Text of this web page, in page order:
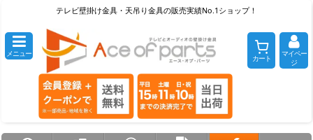
テレビ壁掛け金具・天吊り金具の販売実績No.1ショップ！
メニュー カート
マイペー
ジ